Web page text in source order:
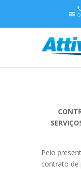
Pelo
contrato de